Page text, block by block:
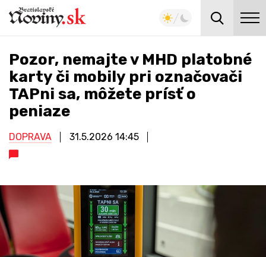
Pozor, nemajte v MHD platobné
karty či mobily pri označovači
TAPni sa, môžete prísť o
peniaze
DOPRAVA 31.5.2026 14:45